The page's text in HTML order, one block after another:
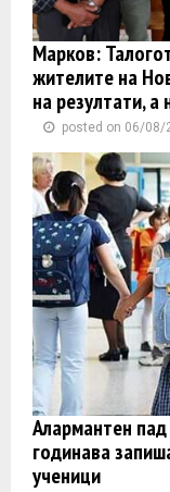
Марков:
жителите на
на резултати, а
posted on 06/08/
Алармантен
годинава
ученици